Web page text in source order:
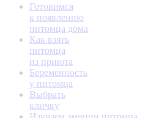
Готовимся
к появлению
питомца дома
Как взять
питомца
из приюта
Беременность
у питомца
Выбрать
кличку